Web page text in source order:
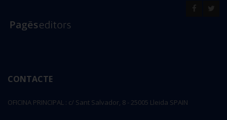
CONTACTE
OFICINA PRINCIPAL : c/ Sant Salvador, 8 - 25005 Lleida SPAIN